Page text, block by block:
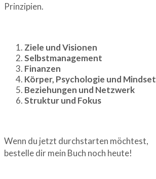
Prinzipien.
Ziele und Visionen
Selbstmanagement
Finanzen
Körper, Psychologie und Mindset
Beziehungen und Netzwerk
Struktur und Fokus
Wenn du jetzt durchstarten möchtest,
bestelle dir mein Buch noch heute!